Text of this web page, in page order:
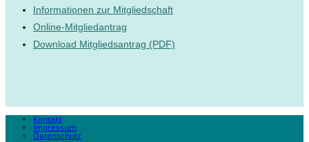
Informationen zur Mitgliedschaft
Online-Mitgliedantrag
Download Mitgliedsantrag (PDF)
Kontakt
Impressum
Datenschutz